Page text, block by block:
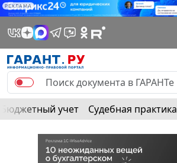
РЕКЛАМА
Бюджетный учет Судебная практика